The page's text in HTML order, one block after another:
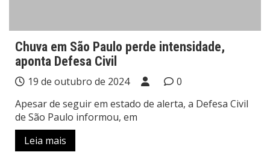
Chuva em São Paulo perde intensidade,
aponta Defesa Civil
19 de outubro de 2024
0
Apesar de seguir em estado de alerta, a Defesa Civil
de São Paulo informou, em
Leia mais